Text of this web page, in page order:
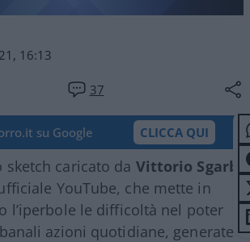
16:13
37
su Google CLICCA QUI
caricato da Vittorio Sgarbi
YouTube, che mette in
l’iperbole le difficoltà nel poter
azioni quotidiane, generate